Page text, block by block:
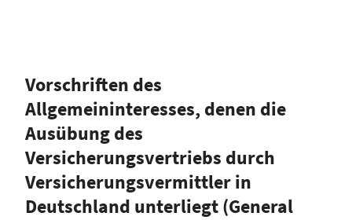
Vorschriften des
Allgemeininteresses, denen die
Ausübung des
Versicherungsvertriebs durch
Versicherungsvermittler in
Deutschland unterliegt (General